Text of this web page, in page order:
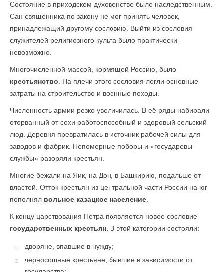
Состояние в приходском духовенстве было наследственным.
Сан священника по закону не мог принять человек,
принадлежащий другому сословию. Выйти из сословия
служителей религиозного культа было практически
невозможно.
Многочисленной массой, кормящей Россию, было
крестьянство . На плечи этого сословия легли основные
затраты на строительство и военные походы.
Численность армии резко увеличилась. В её ряды набирали
оторванный от сохи работоспособный и здоровый сельский
люд. Деревня превратилась в источник рабочей силы для
заводов и фабрик. Непомерные поборы и «государевы
службы» разоряли крестьян.
Многие бежали на Яик, на Дон, в Башкирию, подальше от
властей. Отток крестьян из центральной части России на юг
пополнял вольное казацкое население
К концу царствования Петра появляется новое сословие
государственных крестьян. В этой категории состояли:
дворяне, впавшие в нужду;
черносошные крестьяне, бывшие в зависимости от